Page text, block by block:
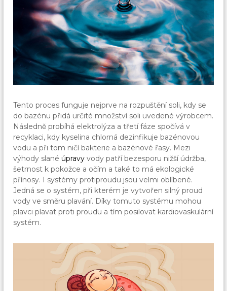
Tento proces funguje nejprve na rozpuštění soli, kdy se
do bazénu přidá určité množství soli uvedené výrobcem.
Následně probíhá elektrolýza a třetí fáze spočívá v
recyklaci, kdy kyselina chlorná dezinfikuje bazénovou
vodu a při tom ničí bakterie a bazénové řasy. Mezi
výhody slané úpravy vody patří bezesporu nižší údržba,
šetrnost k pokožce a očím a také to má ekologické
přínosy. I systémy protiproudu jsou velmi oblíbené.
Jedná se o systém, při kterém je vytvořen silný proud
vody ve směru plavání. Díky tomuto systému mohou
plavci plavat proti proudu a tím posilovat kardiovaskulární
systém.